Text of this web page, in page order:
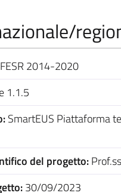
2014-2020
1.1.5
SmartEUS Piattaforma
del progetto:
30/09/2023